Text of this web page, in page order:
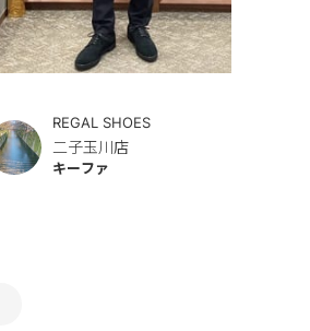
REGAL SHOES
二子玉川店
キーファ